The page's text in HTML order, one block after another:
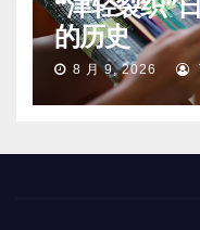
的历史
8 月 9, 2026